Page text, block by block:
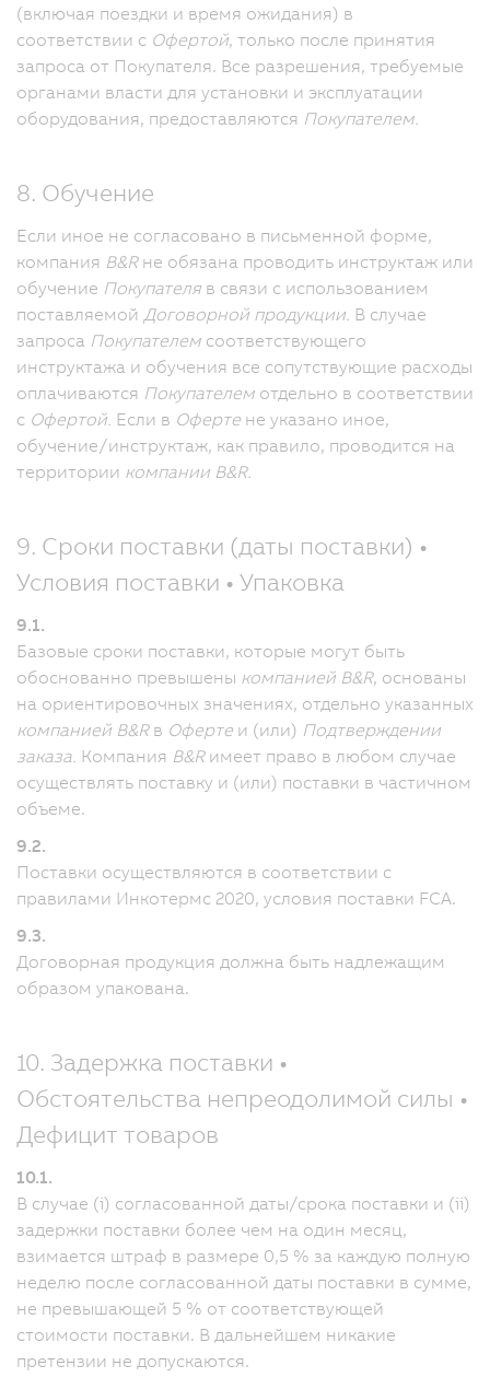
(включая поездки и время ожидания) в
соответствии с Офертой, только после принятия
запроса от Покупателя. Все разрешения, требуемые
органами власти для установки и эксплуатации
оборудования, предоставляются Покупателем.
8. Обучение
Если иное не согласовано в письменной форме,
компания B&Rне обязана проводить инструктаж или
обучение Покупателя в связи с использованием
поставляемой Договорной продукции. В случае
запроса Покупателем соответствующего
инструктажа и обучения все сопутствующие расходы
оплачиваются Покупателем отдельно в соответствии
с Офертой. Если в Оферте не указано иное,
обучение/инструктаж, как правило, проводится на
территории компании B&R.
9. Сроки поставки (даты поставки) •
Условия поставки • Упаковка
9.1.
Базовые сроки поставки, которые могут быть
обоснованно превышены компанией B&R, основаны
на ориентировочных значениях, отдельно указанных
компанией B&Rв Оферте и (или) Подтверждении
заказа. Компания B&Rимеет право в любом случае
осуществлять поставку и (или) поставки в частичном
объеме.
9.2.
Поставки осуществляются в соответствии с
правилами Инкотермс 2020, условия поставки FCA.
9.3.
Договорная продукция должна быть надлежащим
образом упакована.
10. Задержка поставки •
Обстоятельства непреодолимой силы •
Дефицит товаров
10.1.
В случае (i) согласованной даты/срока поставки и (ii)
задержки поставки более чем на один месяц,
взимается штраф в размере 0,5 % за каждую полную
неделю после согласованной даты поставки в сумме,
не превышающей 5 % от соответствующей
стоимости поставки. В дальнейшем никакие
претензии не допускаются.